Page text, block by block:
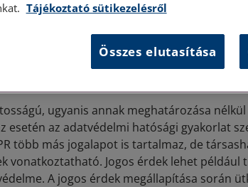
és Információszabadság Hatóság
kiépítésével kapcsolatos társasházi
ugyanis annak meghatározása
esetén az adatvédelmi hatósági gyakorlat
több más jogalapot is tartalmaz, de
vonatkoztatható. Jogos érdek lehet például
A jogos érdek megállapítása során
Tájékoztató sütikezelésről
Összes elutasítása